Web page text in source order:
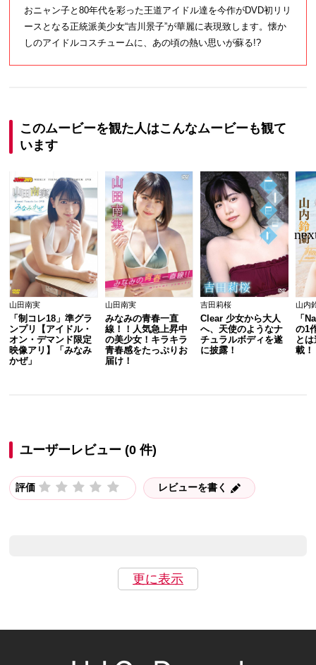
おニャン子と80年代を彩った王道アイドル達を今作がDVD初リリ
ースとなる正統派美少女“吉川景子”が華麗に表現致します。懐か
しのアイドルコスチュームに、あの頃の熱い思いが蘇る!?
このムービーを観た人はこんなムービーも観て
います
山田南実
「制コレ18」準グラ
ンプリ【アイドル・
オン・デマンド限定
映像アリ】「みなみ
かぜ」
山田南実
みなみの青春一直
線！！人気急上昇中
の美少女！キラキラ
青春感をたっぷりお
届け！
吉田莉桜
Clear 少女から大人
へ、天使のようなナ
チュラルボディを遂
に披露！
山内
「
の1
と
載！
ユーザーレビュー (0 件)
評価 レビューを書く
更に表示